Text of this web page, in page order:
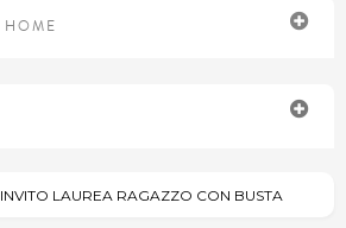
HOME
INVITO LAUREA RAGAZZO CON BUSTA